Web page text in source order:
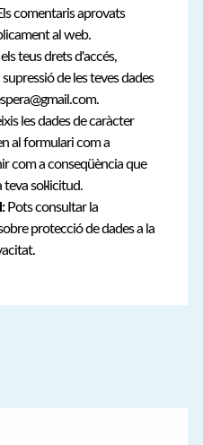
comentaris aprovats
al web.
teus drets d'accés,
de les teves dades
les dades de caràcter
al formulari com a
com a conseqüència que
sol·licitud.
Pots consultar la
protecció de dades a la